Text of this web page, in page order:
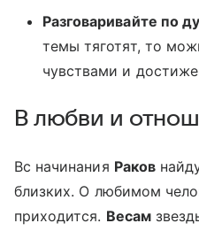
Разговаривайте по
темы тяготят, то
чувствами и
В любви и
Вс начинания Раков
близких. О любимом
приходится. Весам